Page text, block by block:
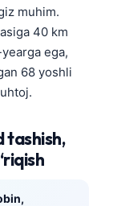
muhim.
40 km
ega,
68 yoshli
tashish,